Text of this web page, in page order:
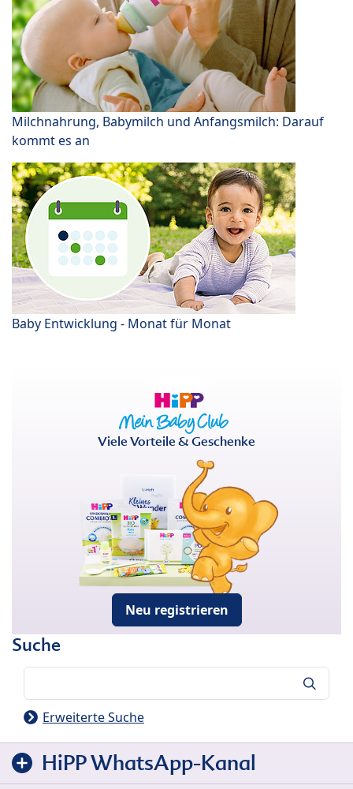
Milchnahrung, Babymilch und Anfangsmilch: Darauf
kommt es an
Baby Entwicklung - Monat für Monat
Viele Vorteile & Geschenke
Neu registrieren
Suche
Erweiterte Suche
HiPP WhatsApp-Kanal